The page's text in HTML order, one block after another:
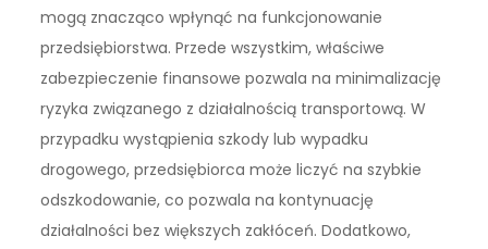
mogą znacząco wpłynąć na funkcjonowanie
przedsiębiorstwa. Przede wszystkim, właściwe
zabezpieczenie finansowe pozwala na minimalizację
ryzyka związanego z działalnością transportową. W
przypadku wystąpienia szkody lub wypadku
drogowego, przedsiębiorca może liczyć na szybkie
odszkodowanie, co pozwala na kontynuację
działalności bez większych zakłóceń. Dodatkowo,